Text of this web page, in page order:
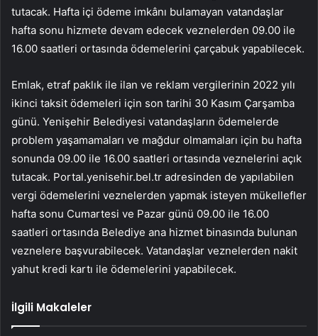
tutacak. Hafta içi ödeme imkânı bulamayan vatandaşlar
hafta sonu hizmete devam edecek veznelerden 09.00 ile
16.00 saatleri ortasında ödemelerini çarçabuk yapabilecek.
Emlak, etraf paklık ile ilan ve reklam vergilerinin 2022 yılı
ikinci taksit ödemeleri için son tarihi 30 Kasım Çarşamba
günü. Yenişehir Belediyesi vatandaşların ödemelerde
problem yaşamamaları ve mağdur olmamaları için bu hafta
sonunda 09.00 ile 16.00 saatleri ortasında veznelerini açık
tutacak. Portal.yenisehir.bel.tr adresinden de yapılabilen
vergi ödemelerini veznelerden yapmak isteyen mükellefler
hafta sonu Cumartesi ve Pazar günü 09.00 ile 16.00
saatleri ortasında Belediye ana hizmet binasında bulunan
veznelere başvurabilecek. Vatandaşlar veznelerden nakit
yahut kredi kartı ile ödemelerini yapabilecek.
İlgili Makaleler